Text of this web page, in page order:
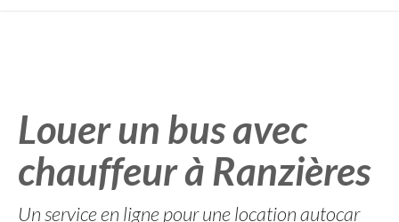
Louer un bus avec
chauffeur à Ranzières
Un service en ligne pour une location autocar